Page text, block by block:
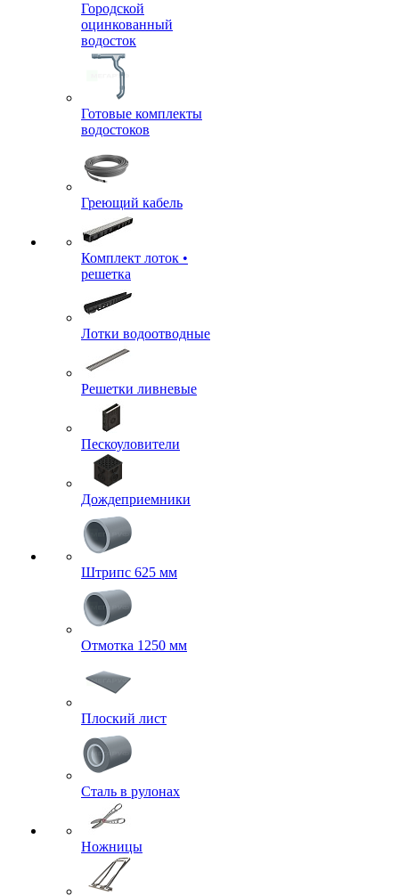
Городской
оцинкованный
водосток
Готовые комплекты
водостоков
Греющий кабель
Комплект лоток •
решетка
Лотки водоотводные
Решетки ливневые
Пескоуловители
Дождеприемники
Штрипс 625 мм
Отмотка 1250 мм
Плоский лист
Сталь в рулонах
Ножницы